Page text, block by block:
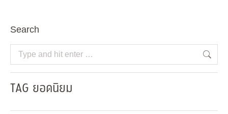
Search
Search:
TAG ยอดนิยม